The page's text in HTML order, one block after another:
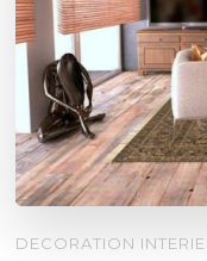
DECORATION